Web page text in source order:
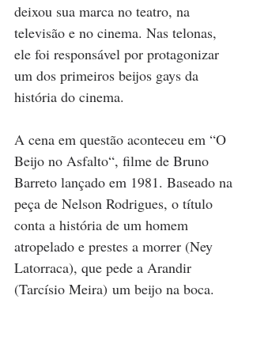
deixou sua marca no teatro, na
televisão e no cinema. Nas telonas,
ele foi responsável por protagonizar
um dos primeiros beijos gays da
história do cinema.
A cena em questão aconteceu em “O
Beijo no Asfalto“, filme de Bruno
Barreto lançado em 1981. Baseado na
peça de Nelson Rodrigues, o título
conta a história de um homem
atropelado e prestes a morrer (Ney
Latorraca), que pede a Arandir
(Tarcísio Meira) um beijo na boca.